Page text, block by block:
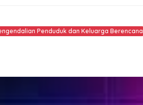
Penduduk dan Keluarga Berencana